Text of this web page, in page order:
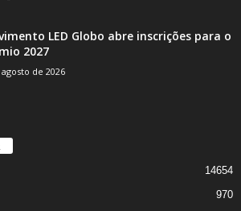
LED Globo abre inscrições para o
2027
de 2026
14654
970